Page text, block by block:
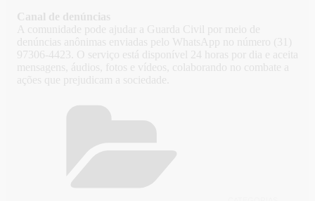
Canal de denúncias
A comunidade pode ajudar a Guarda Civil por meio de
denúncias anônimas enviadas pelo WhatsApp no número (31)
97306-4423. O serviço está disponível 24 horas por dia e aceita
mensagens, áudios, fotos e vídeos, colaborando no combate a
ações que prejudicam a sociedade.